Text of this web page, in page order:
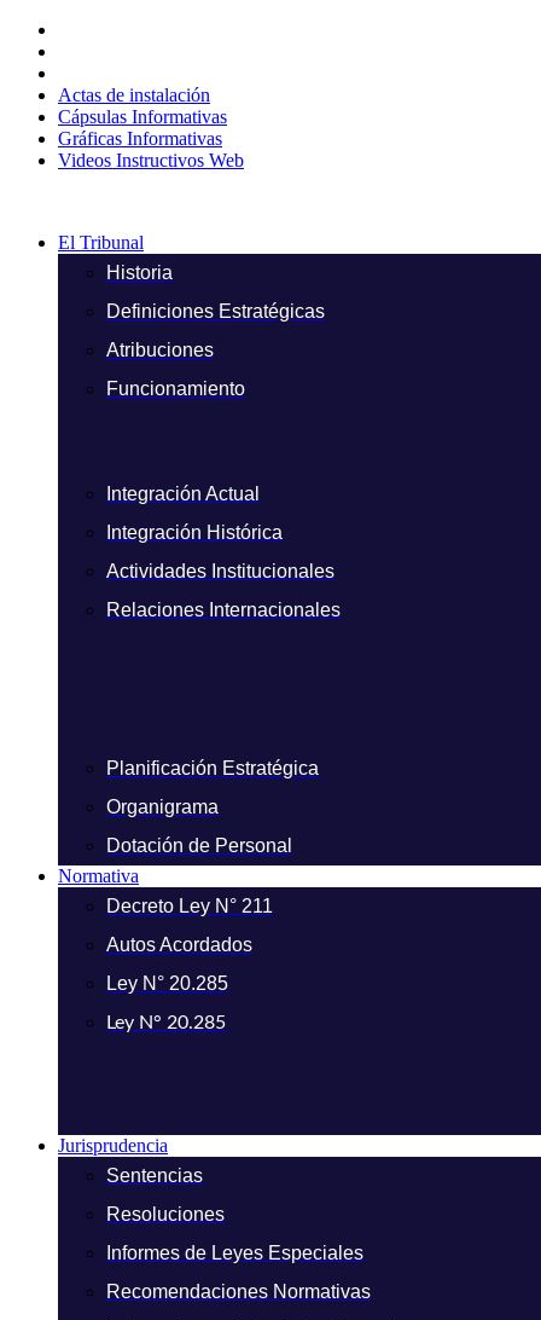
contenido
Actas de instalación
Cápsulas Informativas
Gráficas Informativas
Videos Instructivos Web
El Tribunal
Historia
Definiciones Estratégicas
Atribuciones
Funcionamiento
Integración Actual
Integración Histórica
Actividades Institucionales
Relaciones Internacionales
Planificación Estratégica
Organigrama
Dotación de Personal
Normativa
Decreto Ley N° 211
Autos Acordados
Ley N° 20.285
Ley N° 20.285
Jurisprudencia
Sentencias
Resoluciones
Informes de Leyes Especiales
Recomendaciones Normativas